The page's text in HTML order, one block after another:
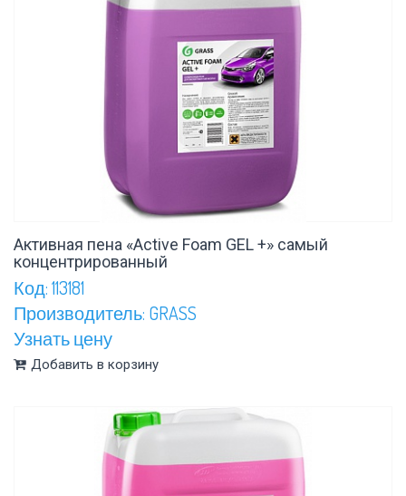
Активная пена «Active Foam GEL +» самый
концентрированный
Код: 113181
Производитель: GRASS
Узнать цену
Добавить в корзину